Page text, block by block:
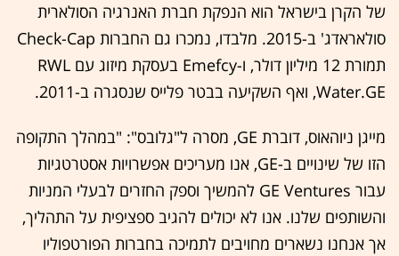
של הקרן בישראל הוא הנפקת חברת האנרגיה הסולארית
סולאראדג' ב-2015. מלבדו, נמכרו גם החברות Check-Cap
תמורת 12 מיליון דולר, ו-Emefcy בעסקת מיזוג עם RWL
Water.GE, ואף השקיעה בבטר פלייס שנסגרה ב-2011.
מייגן ניוהאוס, דוברת GE, מסרה ל"גלובס": "במהלך התקופה
הזו של שינויים ב-GE, אנו מעריכים אפשרויות אסטרטגיות
עבור GE Ventures להמשיך וספק החזרים לבעלי המניות
והשותפים שלנו. אנו לא יכולים להגיב ספציפית על התהליך,
אך אנחנו נשארים מחויבים לתמיכה בחברות הפורטפוליו